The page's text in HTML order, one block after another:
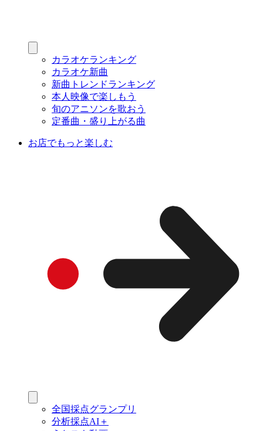
カラオケランキング
カラオケ新曲
新曲トレンドランキング
本人映像で楽しもう
旬のアニソンを歌おう
定番曲・盛り上がる曲
お店でもっと楽しむ
全国採点グランプリ
分析採点AI＋